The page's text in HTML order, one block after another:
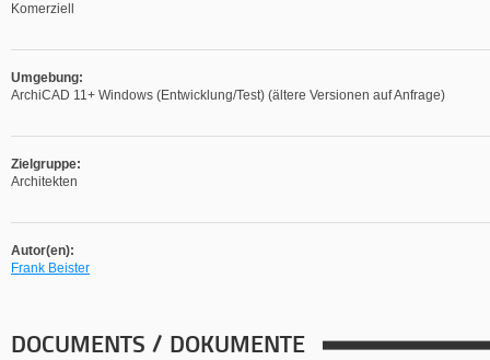
Komerziell
Umgebung:
ArchiCAD 11+ Windows (Entwicklung/Test) (ältere Versionen auf Anfrage)
Zielgruppe:
Architekten
Autor(en):
Frank Beister
DOCUMENTS / DOKUMENTE